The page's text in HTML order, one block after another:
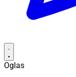
Oglas